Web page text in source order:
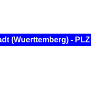
(Wuerttemberg) - PLZ